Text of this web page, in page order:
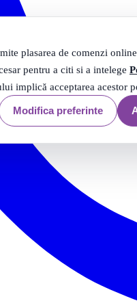
plasarea de comenzi
pentru a citi si a intelege
implică acceptarea acestor
Modifica preferinte